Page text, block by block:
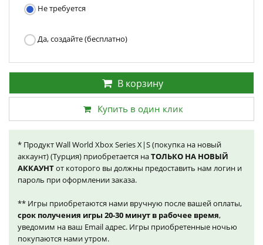
Не требуется
Да, создайте (бесплатно)
В корзину
Купить в один клик
* Продукт Wall World Xbox Series X|S (покупка на новый
аккаунт) (Турция) приобретается наТОЛЬКО НА НОВЫЙ
АККАУНТот которого вы должны предоставить нам логин и
пароль при оформлении заказа.
** Игры приобретаются нами вручную после вашей оплаты,
срок получения игры 20-30 минут в рабочее время,
уведомим на ваш Email адрес. Игры приобретенные ночью
покупаются нами утром.